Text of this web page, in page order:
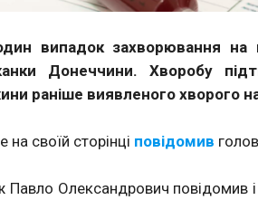
випадок захворювання на
Донеччини. Хворобу
раніше виявленого хворого
на своїй сторінці повідомив
Павло Олександрович повідомив і